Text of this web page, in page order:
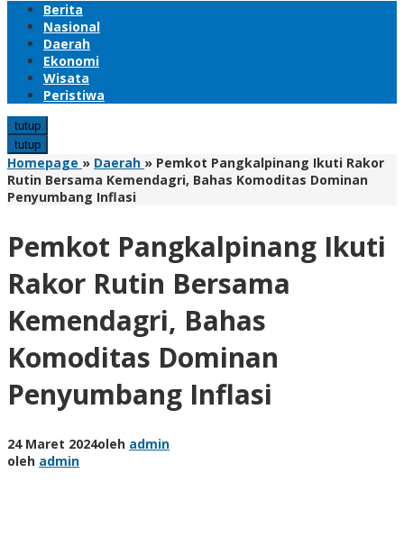
Berita
Nasional
Daerah
Ekonomi
Wisata
Peristiwa
tutup
tutup
Homepage » Daerah » Pemkot Pangkalpinang Ikuti Rakor
Rutin Bersama Kemendagri, Bahas Komoditas Dominan
Penyumbang Inflasi
Pemkot Pangkalpinang Ikuti
Rakor Rutin Bersama
Kemendagri, Bahas
Komoditas Dominan
Penyumbang Inflasi
24 Maret 2024oleh admin
oleh admin